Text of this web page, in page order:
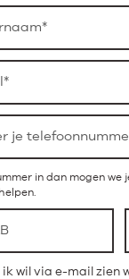
in dan mogen we
ik wil via e-mail zien